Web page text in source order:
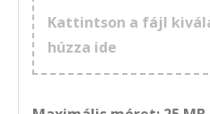
Kattintson a fájl
húzza ide